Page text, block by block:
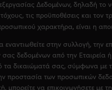
Δεδομένων, δηλαδή το
τις προϋποθέσεις και τον
χαρακτήρα, είναι η
εναντιωθείτε στην συλλογή, την
δεδομένων από την Εταιρεία
τα δικαιώματά σας, σύμφωνα με
προστασία των προσωπικών
μπορείτε να επικοινωνήσετε με